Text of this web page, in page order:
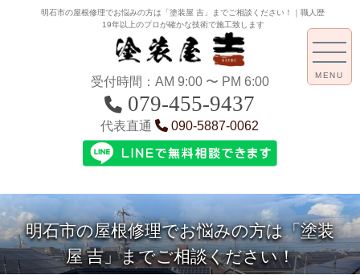
明石市の屋根修理でお悩みの方は「塗装屋 吉」までご相談ください！｜職人歴
19年以上のプロが確かな技術で施工致します
受付時間：AM 9:00 〜 PM 6:00
079-455-9437
代表直通 090-5887-0062
明石市の屋根修理でお悩みの方は「塗装
屋 吉」までご相談ください！
MENU